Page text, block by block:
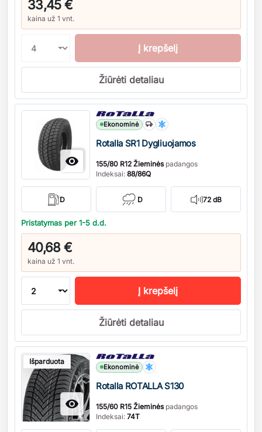
33,45 €
kaina už 1 vnt.
Į krepšelį
Žiūrėti detaliau

Ekonominė
Rotalla SR1 Dygliuojamos
155/80 R12 Žieminėspadangos
Indeksai: 88/86Q
D D 72 dB
Pristatymas per 1-5 d.d.
40,68 €
kaina už 1 vnt.
Kiekis
Į krepšelį
Žiūrėti detaliau
Išparduota

Ekonominė
Rotalla ROTALLA S130
155/60 R15 Žieminėspadangos
Indeksai: 74T
Kiekis